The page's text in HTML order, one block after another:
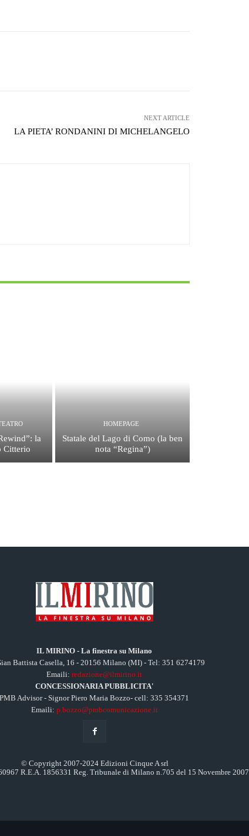
NEXT ARTICLE
LA PIETA’ RONDANINI DI MICHELANGELO
la
Citterio
HOMEPAGE
Statale del Lago di Como (la ben
nota “Regina”)
IL MIRINO - La finestra su Milano
Battista Casella, 16 - 20156 Milano (MI) - Tel: 351 6274179
Emaili:redazione@ilmirino.it
CONCESSIONARIA PUBBLICITA'
PMB Advisor - Signor Piero Maria Bozzo- cell: 335 354371
Emaili: p.bozzo@pmbcomunicazione.it
© Copyright 2007-2024 Edizioni Cinque A srl
R.E.A. 1856331 Reg. Tribunale di Milano n.705 del 15 Novembre 2007